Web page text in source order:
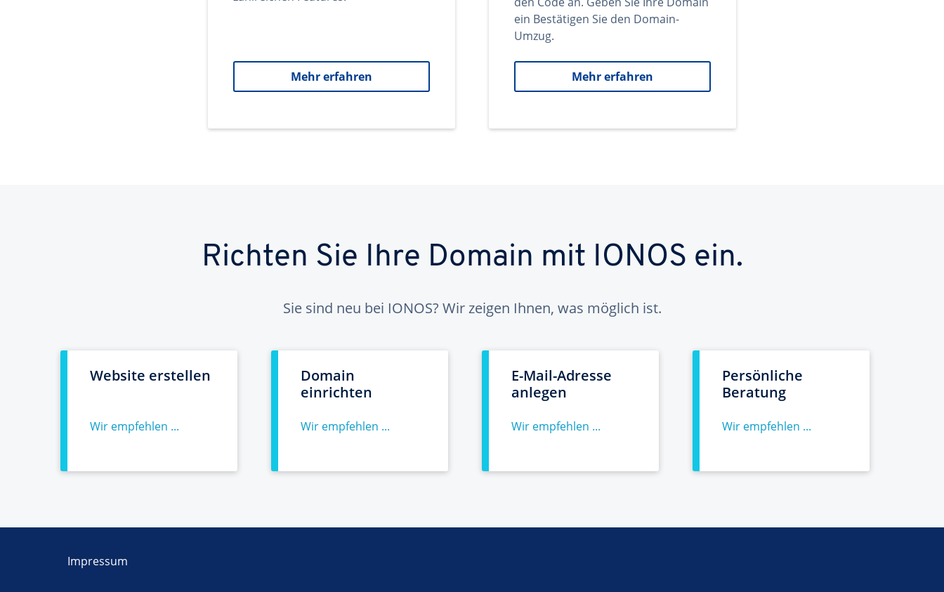
Mehr erfahren
ein Bestätigen Sie den Domain-
Umzug.
Mehr erfahren
Richten Sie Ihre Domain mit IONOS ein.
Sie sind neu bei IONOS? Wir zeigen Ihnen, was möglich ist.
Website erstellen
Wir empfehlen ...
Domain
einrichten
Wir empfehlen ...
E-Mail-Adresse
anlegen
Wir empfehlen ...
Persönliche
Beratung
Wir empfehlen ...
Impressum